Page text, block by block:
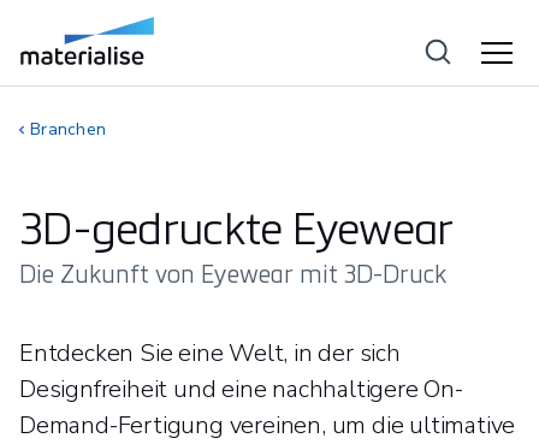
Branchen
3D-gedruckte Eyewear
Die Zukunft von Eyewear mit 3D-Druck
Entdecken Sie eine Welt, in der sich
Designfreiheit und eine nachhaltigere On-
Demand-Fertigung vereinen, um die ultimative